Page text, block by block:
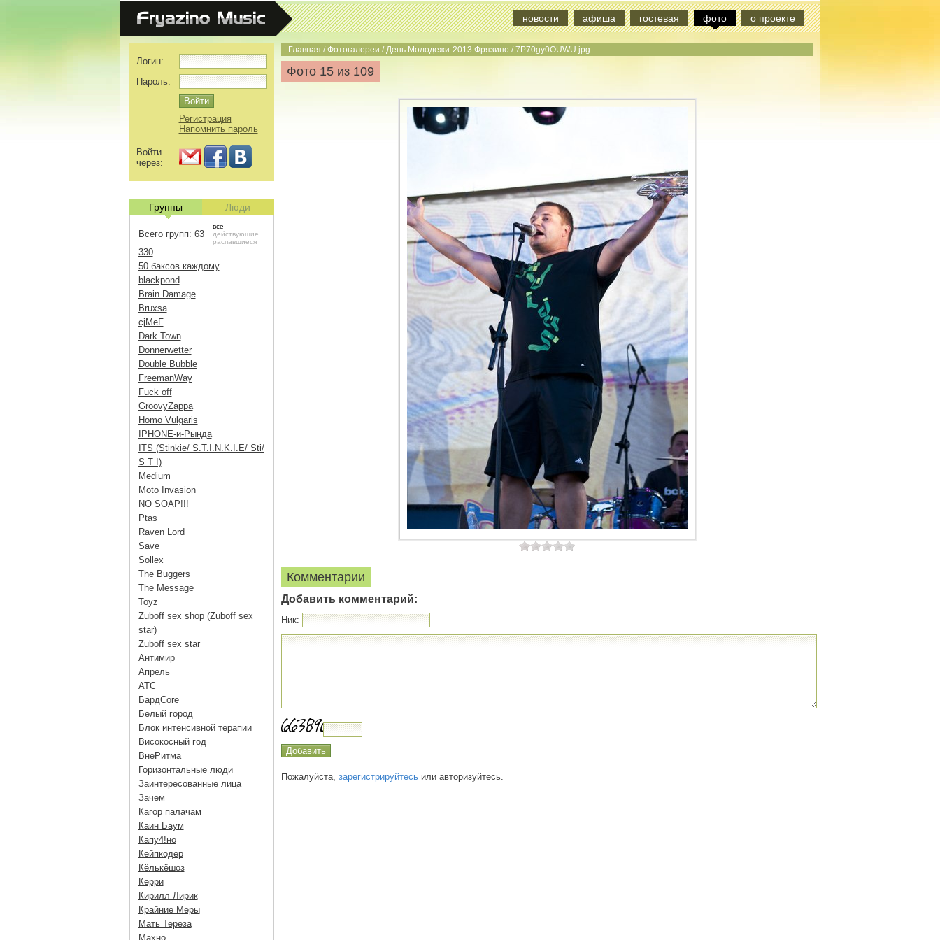
новости афиша гостевая фото о проекте
Главная /Фотогалереи / День Молодежи-2013.Фрязино /7P70gy0OUWU.jpg
Фото 15 из 109
Комментарии
Добавить комментарий:
Ник:
Пожалуйста, зарегистрируйтесь или авторизуйтесь.
Логин:
Пароль:
Регистрация
Напомнить пароль
Войти
через:
Группы Люди
Всего групп: 63
все
действующие
распавшиеся
330
50 баксов каждому
blackpond
Brain Damage
Bruxsa
cjMeF
Dark Town
Donnerwetter
Double Bubble
FreemanWay
Fuck off
GroovyZappa
Homo Vulgaris
IPHONE-и-Рында
ITS (Stinkie/ S.T.I.N.K.I.E/ Sti/
S T I)
Medium
Moto Invasion
NO SOAP!!!
Ptas
Raven Lord
Save
Sollex
The Buggers
The Message
Toyz
Zuboff sex shop (Zuboff sex
star)
Zuboff sex star
Антимир
Апрель
АТС
БардCore
Белый город
Блок интенсивной терапии
Високосный год
ВнеРитма
Горизонтальные люди
Заинтересованные лица
Зачем
Кагор палачам
Каин Баум
Капу4!но
Кейпкодер
Кёлькёшоз
Керри
Кирилл Лирик
Крайние Меры
Мать Тереза
Махно